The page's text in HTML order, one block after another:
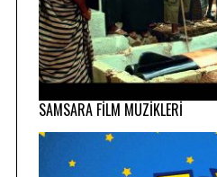
SAMSARA FİLM MÜZİKLERİ